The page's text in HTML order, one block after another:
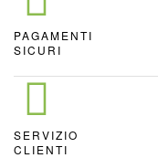
PAGAMENTI
SICURI
SERVIZIO
CLIENTI